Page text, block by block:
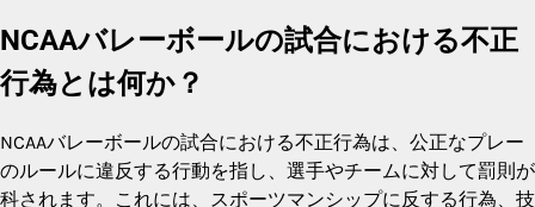
NCAAバレーボールの試合における不正
行為とは何か？
NCAAバレーボールの試合における不正行為は、公正なプレー
のルールに違反する行動を指し、選手やチームに対して罰則が
科されます。これには、スポーツマンシップに反する行為、技